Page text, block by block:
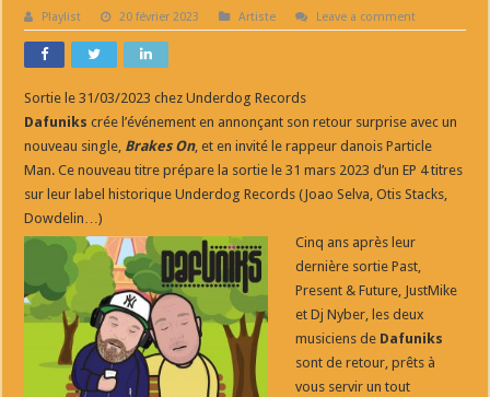
Playlist 20 février 2023 Artiste Leave a comment
Sortie le 31/03/2023 chez Underdog Records
Dafuniks crée l’événement en annonçant son retour surprise avec un
nouveau single, Brakes On, et en invité le rappeur danois Particle
Man. Ce nouveau titre prépare la sortie le 31 mars 2023 d’un EP 4 titres
sur leur label historique Underdog Records (Joao Selva, Otis Stacks,
Dowdelin…)
Cinq ans après leur
dernière sortie Past,
Present & Future, JustMike
et Dj Nyber, les deux
musiciens de Dafuniks
sont de retour, prêts à
vous servir un tout